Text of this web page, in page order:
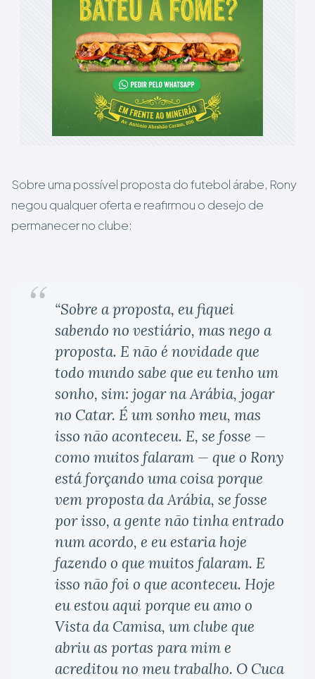
Sobre uma possível proposta do futebol árabe, Rony
negou qualquer oferta e reafirmou o desejo de
permanecer no clube:
“Sobre a proposta, eu fiquei
sabendo no vestiário, mas nego a
proposta. E não é novidade que
todo mundo sabe que eu tenho um
sonho, sim: jogar na Arábia, jogar
no Catar. É um sonho meu, mas
isso não aconteceu. E, se fosse —
como muitos falaram — que o Rony
está forçando uma coisa porque
vem proposta da Arábia, se fosse
por isso, a gente não tinha entrado
num acordo, e eu estaria hoje
fazendo o que muitos falaram. E
isso não foi o que aconteceu. Hoje
eu estou aqui porque eu amo o
Vista da Camisa, um clube que
abriu as portas para mim e
acreditou no meu trabalho. O Cuca